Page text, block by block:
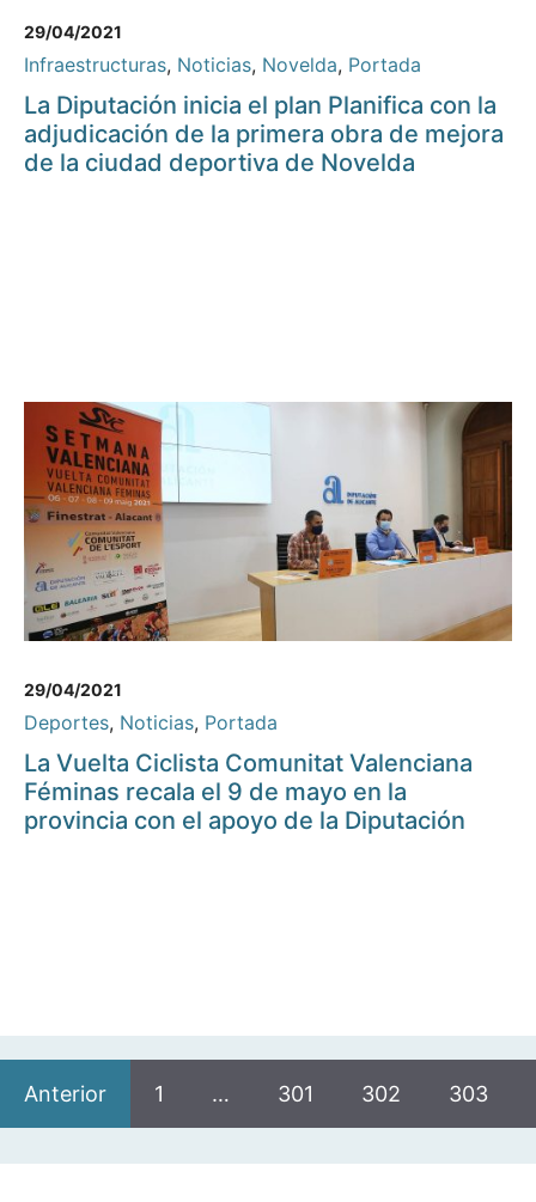
29/04/2021
Infraestructuras, Noticias, Novelda, Portada
La Diputación inicia el plan Planifica con la
adjudicación de la primera obra de mejora
de la ciudad deportiva de Novelda
29/04/2021
Deportes, Noticias, Portada
La Vuelta Ciclista Comunitat Valenciana
Féminas recala el 9 de mayo en la
provincia con el apoyo de la Diputación
Anterior 1 … 301 302 303